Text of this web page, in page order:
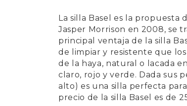
La silla Basel es la propuesta
Jasper Morrison en 2008, se
principal ventaja de la silla
de limpiar y resistente que
de la haya, natural o lacada
claro, rojo y verde. Dada sus
alto) es una silla perfecta
precio de la silla Basel es de